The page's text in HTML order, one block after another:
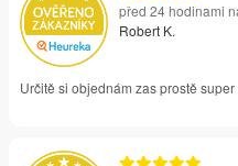
před 24 hodinami
Robert K.
Určitě si objednám zas prostě